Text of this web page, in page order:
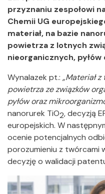
przyznaniu zespołowi
Chemii UG
materiał, na bazie
powietrza z lotnych
nieorganicznych,
Wynalazek pt.: „Materiał
powietrza ze związków
pyłów oraz
nanorurek TiO2, decyzją
europejskich. W
ocenie potencjalnych
porozumieniu z twórcami
decyzję o walidacji